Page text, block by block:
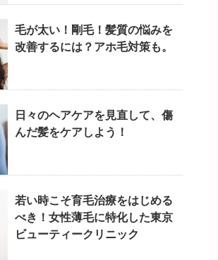
毛が太い！剛毛！髪質の悩みを
改善するには？アホ毛対策も。
日々のヘアケアを見直して、傷
んだ髪をケアしよう！
若い時こそ育毛治療をはじめる
べき！女性薄毛に特化した東京
ビューティークリニック